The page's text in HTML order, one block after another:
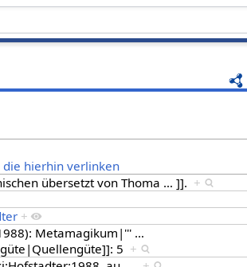
hierhin verlinken
übersetzt von Thoma …]]. +
+
Metamagikum|''' …
5 +